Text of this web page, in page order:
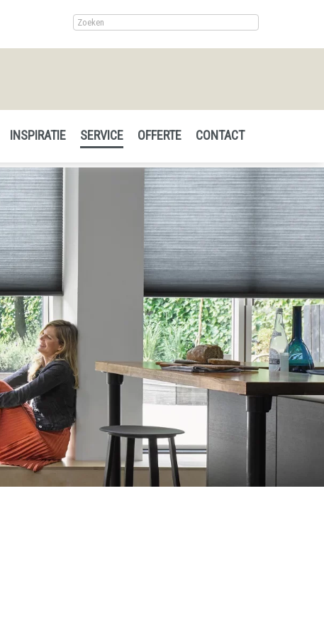
INSPIRATIE SERVICE OFFERTE CONTACT